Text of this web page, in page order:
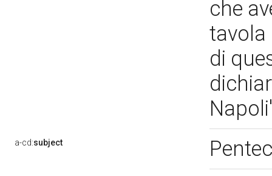
che
tavola
di
a-cd:subject